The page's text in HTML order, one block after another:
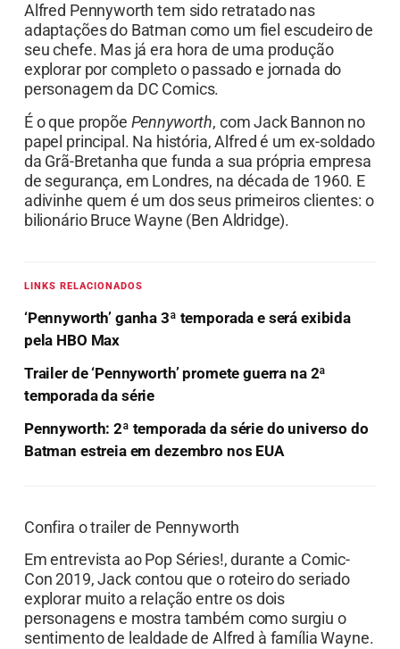
Alfred Pennyworth tem sido retratado nas
adaptações do Batman como um fiel escudeiro de
seu chefe. Mas já era hora de uma produção
explorar por completo o passado e jornada do
personagem da DC Comics.
É o que propõe Pennyworth, com Jack Bannon no
papel principal. Na história, Alfred é um ex-soldado
da Grã-Bretanha que funda a sua própria empresa
de segurança, em Londres, na década de 1960. E
adivinhe quem é um dos seus primeiros clientes: o
bilionário Bruce Wayne (Ben Aldridge).
LINKS RELACIONADOS
‘Pennyworth’ ganha 3ª temporada e será exibida
pela HBO Max
Trailer de ‘Pennyworth’ promete guerra na 2ª
temporada da série
Pennyworth: 2ª temporada da série do universo do
Batman estreia em dezembro nos EUA
Confira o trailer de Pennyworth
Em entrevista ao Pop Séries!, durante a Comic-
Con 2019, Jack contou que o roteiro do seriado
explorar muito a relação entre os dois
personagens e mostra também como surgiu o
sentimento de lealdade de Alfred à família Wayne.